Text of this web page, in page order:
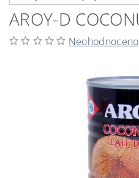
AROY-D
Neohodnoceno